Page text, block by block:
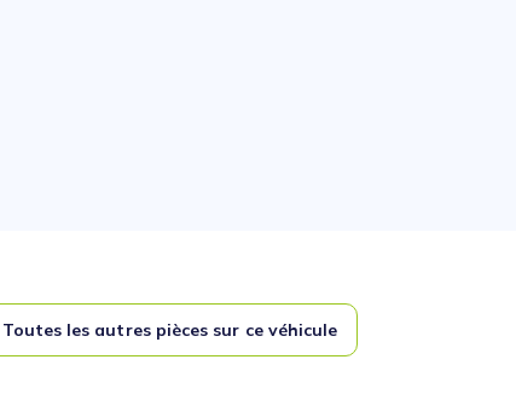
Toutes les autres pièces sur ce véhicule